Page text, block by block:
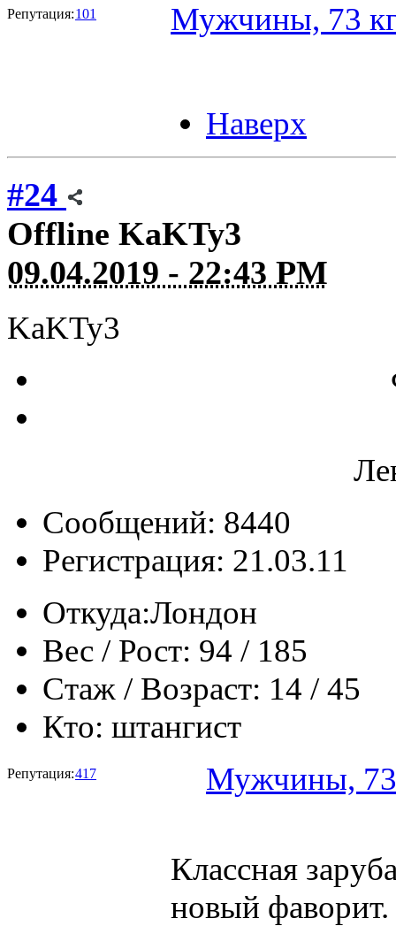
Репутация:101 Мужчины, 73
Наверх
#24
Offline KaKTy3
09.04.2019 - 22:43 PM
KaKTy3
Сообщений: 8440
Регистрация: 21.03.11
Откуда:Лондон
Вес / Рост: 94 / 185
Стаж / Возраст: 14 / 45
Кто: штангист
Репутация:417 Мужчины,
Классная
новый фаворит.